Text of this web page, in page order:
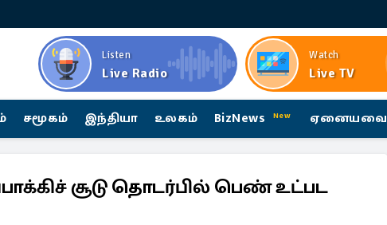
Listen
Live Radio
Watch
Live TV
சமூகம் இந்தியா உலகம் BizNews New ஏனையவை
சூடு தொடர்பில் பெண் உட்பட